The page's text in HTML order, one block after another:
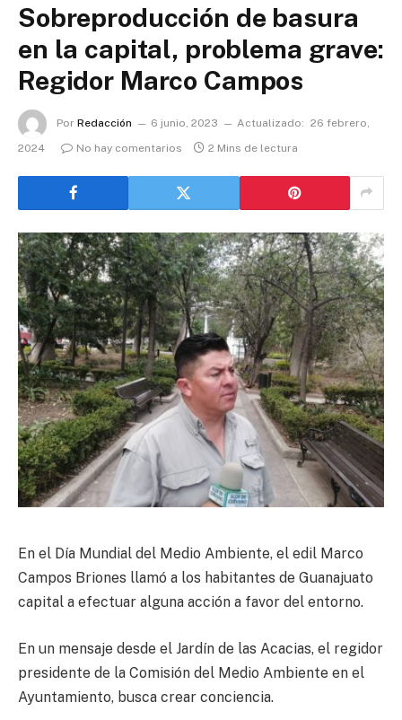
Sobreproducción de basura
en la capital, problema grave:
Regidor Marco Campos
Por Redacción 6 junio, 2023 Actualizado: 26 febrero,
2024
No hay comentarios 2 Mins de lectura
En el Día Mundial del Medio Ambiente, el edil Marco
Campos Briones llamó a los habitantes de Guanajuato
capital a efectuar alguna acción a favor del entorno.
En un mensaje desde el Jardín de las Acacias, el regidor
presidente de la Comisión del Medio Ambiente en el
Ayuntamiento, busca crear conciencia.